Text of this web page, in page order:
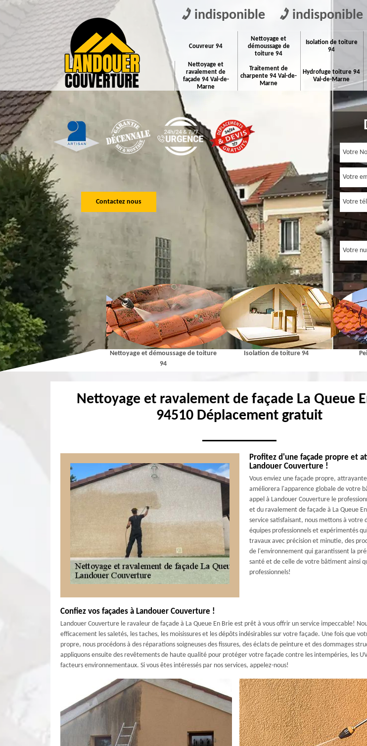
indisponible indisponible
Couvreur 94
Nettoyage et
démoussage de
toiture 94
Isolation de toiture
94
Nettoyage et
ravalement de
façade 94 Val-de-
Marne
Traitement de
charpente 94 Val-de-
Marne
Hydrofuge toiture 94
Val-de-Marne
Contactez nous
Couvreur 94
Nettoyage et démoussage de toiture
94
Isolation de toiture 94
Nettoyage et ravalement de façade La Queue
94510 Déplacement gratuit
Profitez d'une façade propre et
Landouer Couverture !
Vous enviez une façade propre,
améliorera l'apparence globale de votre
appel à Landouer Couverture le
et du ravalement de façade à La Queue
service satisfaisant, nous mettons à votre
équipes professionnels et expérimentés
travaux avec précision et minutie, des
de l'environnement qui garantissent la
santé et de celle de votre bâtiment ainsi
professionnels!
Confiez vos façades à Landouer Couverture !
Landouer Couverture le ravaleur de façade à La Queue En Brie est prêt à vous offrir un service impeccable!
efficacement les saletés, les taches, les moisissures et les dépôts indésirables sur votre façade. Une fois que
propre, nous procédons à des réparations soigneuses des fissures, des éclats de peinture et des dommages
appliquons ensuite des revêtements de haute qualité pour protéger votre façade contre les intempéries, les
facteurs environnementaux. Si vous êtes intéressés par nos services, appelez-nous!